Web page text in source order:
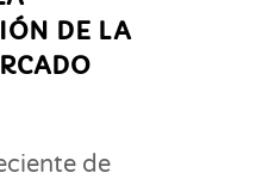
DE LA
de